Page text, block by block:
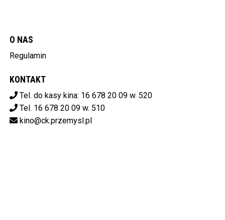
O NAS
Regulamin
KONTAKT
Tel. do kasy kina: 16 678 20 09 w. 520
Tel. 16 678 20 09 w. 510
kino@ck.przemysl.pl